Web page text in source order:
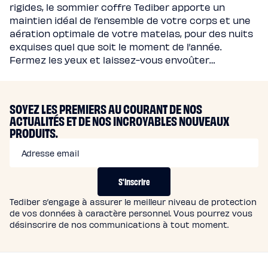
rigides, le sommier coffre Tediber apporte un
maintien idéal de l’ensemble de votre corps et une
aération optimale de votre matelas, pour des nuits
exquises quel que soit le moment de l’année.
Fermez les yeux et laissez-vous envoûter…
SOYEZ LES PREMIERS AU COURANT DE NOS
ACTUALITÉS ET DE NOS INCROYABLES NOUVEAUX
PRODUITS.
Adresse email
S'inscrire
Tediber s’engage à assurer le meilleur niveau de protection
de vos données à caractère personnel. Vous pourrez vous
désinscrire de nos communications à tout moment.